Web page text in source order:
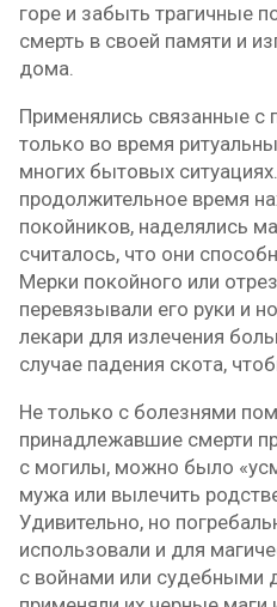
горе и забыть трагичные
смерть в своей памяти и
дома.
Применялись связанные
только во время
многих бытовых
продолжительное время
покойников, наделялись
считалось, что они
Мерки покойного или
перевязывали его руки и
лекари для излечения
случае падения скота,
Не только с болезнями
принадлежавшие смерти
с могилы, можно было
мужа или вылечить
Удивительно, но
использовали и для
с войнами или судебными